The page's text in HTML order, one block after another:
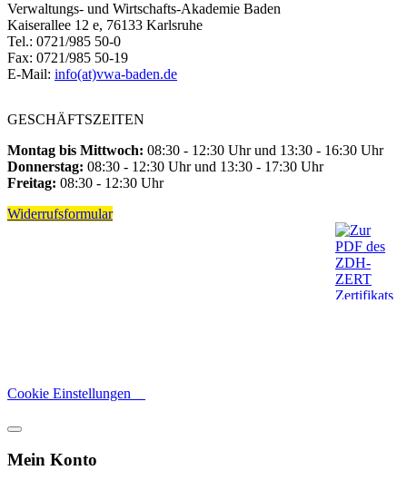
Verwaltungs- und Wirtschafts-Akademie Baden
Kaiserallee 12 e, 76133 Karlsruhe
Tel.: 0721/985 50-0
Fax: 0721/985 50-19
E-Mail: info(at)vwa-baden.de
GESCHÄFTSZEITEN
Montag bis Mittwoch: 08:30 - 12:30 Uhr und 13:30 - 16:30 Uhr
Donnerstag: 08:30 - 12:30 Uhr und 13:30 - 17:30 Uhr
Freitag: 08:30 - 12:30 Uhr
Widerrufsformular
Cookie Einstellungen
Mein Konto